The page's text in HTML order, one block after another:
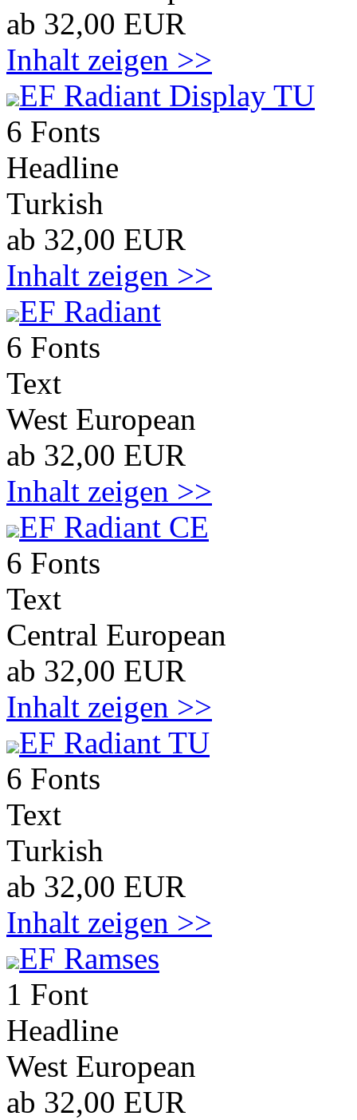
ab 32,00 EUR
Inhalt zeigen >>
EF Radiant Display TU
6 Fonts
Headline
Turkish
ab 32,00 EUR
Inhalt zeigen >>
EF Radiant
6 Fonts
Text
West European
ab 32,00 EUR
Inhalt zeigen >>
EF Radiant CE
6 Fonts
Text
Central European
ab 32,00 EUR
Inhalt zeigen >>
EF Radiant TU
6 Fonts
Text
Turkish
ab 32,00 EUR
Inhalt zeigen >>
EF Ramses
1 Font
Headline
West European
ab 32,00 EUR